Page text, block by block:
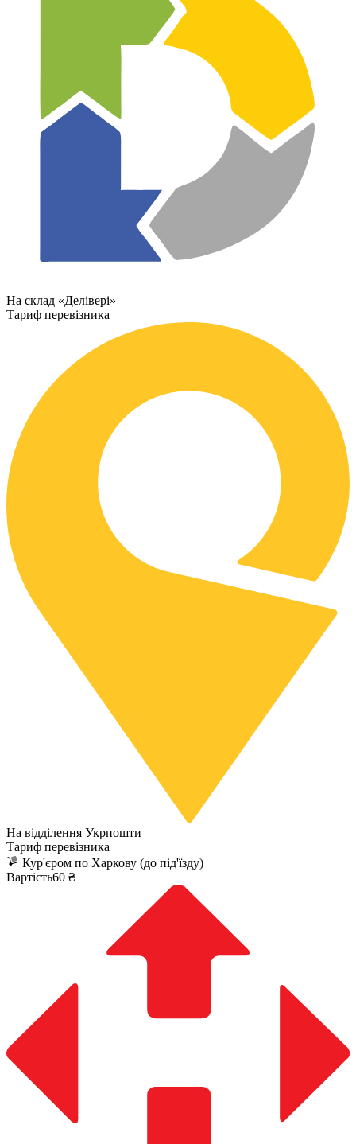
На склад «Делівері»
Тариф перевізника
На відділення Укрпошти
Тариф перевізника
Кур'єром по Харкову (до під'їзду)
Вартість60 ₴